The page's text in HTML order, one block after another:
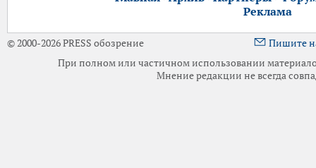
Реклама
© 2000-2026 PRESS обозрение
Пишите
При полном или частичном использовании
Мнение редакции не всегда